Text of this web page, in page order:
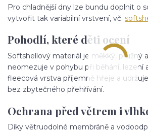
Pro chladnější dny lze bundu doplnit o
vytvořit tak variabilní vrstvení, vč.
Pohodlí, které děti ocení
Softshellový materiál je měkký, pružný
neomezuje v pohybu při běhání, lezení
fleecová vrstva příjemně hřeje a
bez zbytečného přehřívání.
Ochrana před větrem i
Díky větruodolné membráně a